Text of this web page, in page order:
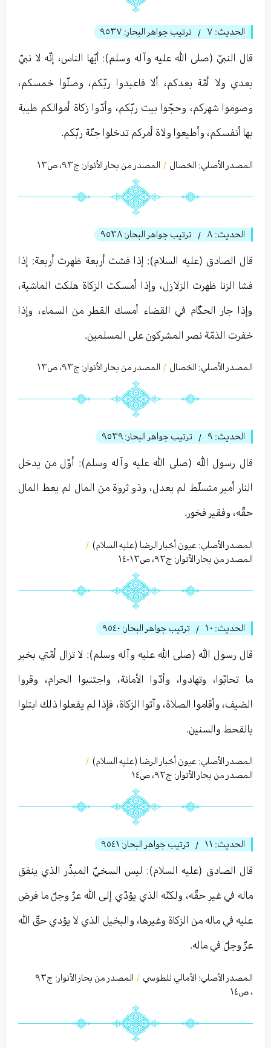
الحديث: ٧ / ترتيب جواهر البحار: ٩٥٣٧
قال النبيّ (صلى الله عليه وآله وسلم): أيّها الناس، إنّه لا نبيّ
بعدي ولا أمّة بعدكم، ألا فاعبدوا ربّكم، وصلّوا خمسكم،
وصوموا شهركم، وحجّوا بيت ربّكم، وأدّوا زكاة أموالكم طيبة
بها أنفسكم، وأطيعوا ولاة أمركم تدخلوا جنّة ربّكم.
المصدر الأصلي: الخصال / المصدر من بحار الأنوار: ج٩٣، ص١٣
الحديث: ٨ / ترتيب جواهر البحار: ٩٥٣٨
قال الصادق (عليه السلام): إذا فشت أربعة ظهرت أربعة: إذا
فشا الزنا ظهرت الزلازل، وإذا أمسكت الزكاة هلكت الماشية،
وإذا جار الحكّام في القضاء أمسك القطر من السماء، وإذا
خفرت الذمّة نصر المشركون على المسلمين.
المصدر الأصلي: الخصال / المصدر من بحار الأنوار: ج٩٣، ص١٣
الحديث: ٩ / ترتيب جواهر البحار: ٩٥٣٩
قال رسول الله (صلى الله عليه وآله وسلم): أوّل من يدخل
النار أمير متسلّط لم يعدل، وذو ثروة من المال لم يعط المال
حقّه، وفقير فخور.
المصدر الأصلي: عيون أخبار الرضا (عليه السلام) /
المصدر من بحار الأنوار: ج٩٣، ص١٣-١٤
الحديث: ١٠ / ترتيب جواهر البحار: ٩٥٤٠
قال رسول الله (صلى الله عليه وآله وسلم): لا تزال أمّتي بخير
ما تحابّوا، وتهادوا، وأدّوا الأمانة، واجتنبوا الحرام، وقروا
الضيف، وأقاموا الصلاة، وآتوا الزكاة، فإذا لم يفعلوا ذلك ابتلوا
بالقحط والسنين.
المصدر الأصلي: عيون أخبار الرضا (عليه السلام) /
المصدر من بحار الأنوار: ج٩٣، ص١٤
الحديث: ١١ / ترتيب جواهر البحار: ٩٥٤١
قال الصادق (عليه السلام): ليس السخيّ المبذّر الذي ينفق
ماله في غير حقّه، ولكنّه الذي يؤدّي إلى الله عزّ وجلّ ما فرض
عليه في ماله من الزكاة وغيرها، والبخيل الذي لا يؤدي حقّ الله
عزّ وجلّ في ماله.
المصدر الأصلي: الأمالي للطوسي / المصدر من بحار الأنوار: ج٩٣
، ص١٤